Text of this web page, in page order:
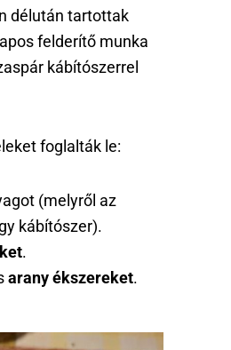
délután tartottak
felderítő munka
kábítószerrel
foglalták le:
(melyről az
kábítószer).
.
arany ékszereket.